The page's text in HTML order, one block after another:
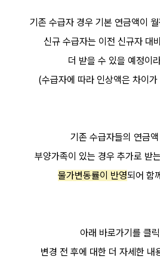
기존 수급자 경우 기본 연금액이
신규 수급자는 이전 신규자 대
더 받을 수 있을 예정이
(수급자에 따라 인상액은 차이
기존 수급자들의 연금
부양가족이 있는 경우 추가로 받는
물가변동률이 반영되어 함
아래 바로가기를 클
변경 전 후에 대한 더 자세한 내